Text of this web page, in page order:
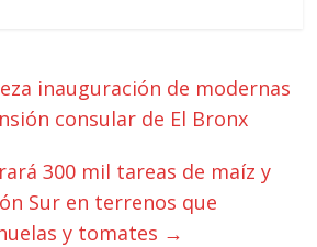
inauguración de modernas
consular de El Bronx
300 mil tareas de maíz y
Sur en terrenos que
y tomates →